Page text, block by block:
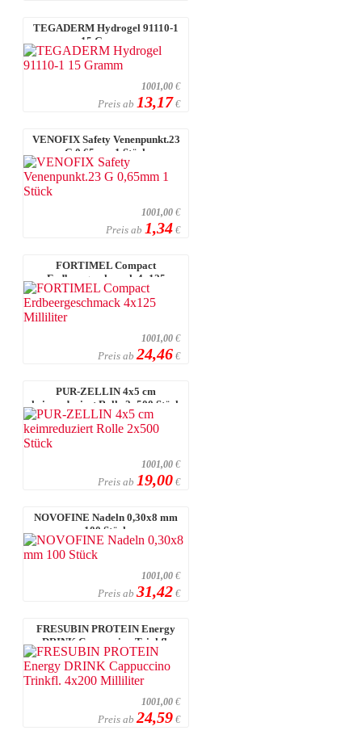
TEGADERM Hydrogel 91110-1
15 Gramm
1001,00 €
Preis ab 13,17 €
VENOFIX Safety Venenpunkt.23
G 0,65mm 1 Stück
1001,00 €
Preis ab 1,34 €
FORTIMEL Compact
Erdbeergeschmack 4x125
Milliliter
1001,00 €
Preis ab 24,46 €
PUR-ZELLIN 4x5 cm
keimreduziert Rolle 2x500 Stück
1001,00 €
Preis ab 19,00 €
NOVOFINE Nadeln 0,30x8 mm
100 Stück
1001,00 €
Preis ab 31,42 €
FRESUBIN PROTEIN Energy
DRINK Cappuccino Trinkfl.
4x200 Millilit ...
1001,00 €
Preis ab 24,59 €